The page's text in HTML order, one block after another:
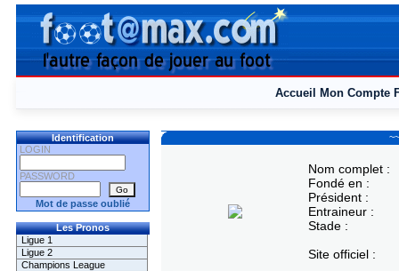
Accueil Mon Compte
Identification
LOGIN
PASSWORD
Mot de passe oublié
Les Pronos
Ligue 1
Ligue 2
Champions League
Nom complet :
Fondé en :
Président :
Entraineur :
Stade :
Site officiel :